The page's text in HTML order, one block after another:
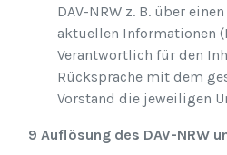
DAV-NRW z. B. über
aktuellen Informationen
Verantwortlich für den
Rücksprache mit dem
Vorstand die jeweiligen
9 Auflösung des DAV-NRW